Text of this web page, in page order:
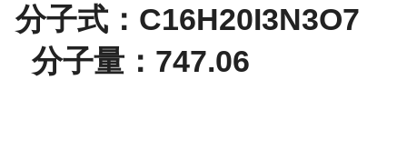
分子式：C16H20I3N3O7
分子量：747.06